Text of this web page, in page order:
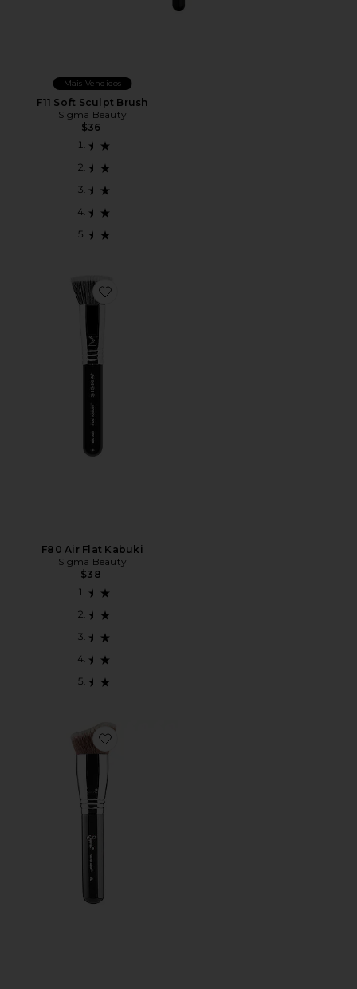
Mais Vendidos
F11 Soft Sculpt Brush
Sigma Beauty
$36
Favorite F80 Air Flat Kabuki
F80 Air Flat Kabuki
Sigma Beauty
$38
Favorite F83 Curved Kabuki